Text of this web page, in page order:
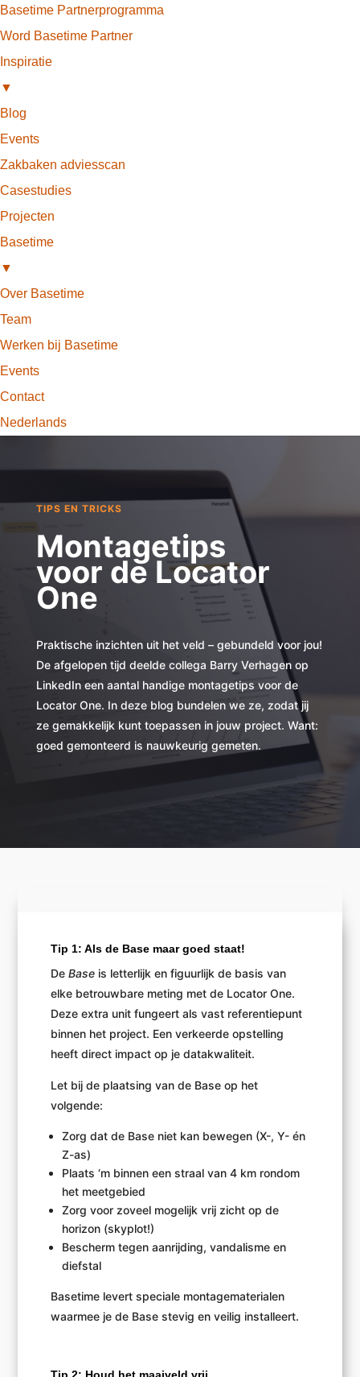
Basetime Partnerprogramma
Word Basetime Partner
Inspiratie
▼
Blog
Events
Zakbaken adviesscan
Casestudies
Projecten
Basetime
▼
Over Basetime
Team
Werken bij Basetime
Events
Contact
Nederlands
TIPS EN TRICKS
Montagetips
voor de Locator
One
Praktische inzichten uit het veld – gebundeld voor jou!
De afgelopen tijd deelde collega Barry Verhagen op
LinkedIn een aantal handige montagetips voor de
Locator One. In deze blog bundelen we ze, zodat jij
ze gemakkelijk kunt toepassen in jouw project. Want:
goed gemonteerd is nauwkeurig gemeten.
Tip 1: Als de Base maar goed staat!
De Base is letterlijk en figuurlijk de basis van
elke betrouwbare meting met de Locator One.
Deze extra unit fungeert als vast referentiepunt
binnen het project. Een verkeerde opstelling
heeft direct impact op je datakwaliteit.
Let bij de plaatsing van de Base op het
volgende:
Zorg dat de Base niet kan bewegen (X-, Y- én
Z-as)
Plaats ‘m binnen een straal van 4 km rondom
het meetgebied
Zorg voor zoveel mogelijk vrij zicht op de
horizon (skyplot!)
Bescherm tegen aanrijding, vandalisme en
diefstal
Basetime levert speciale montagematerialen
waarmee je de Base stevig en veilig installeert.